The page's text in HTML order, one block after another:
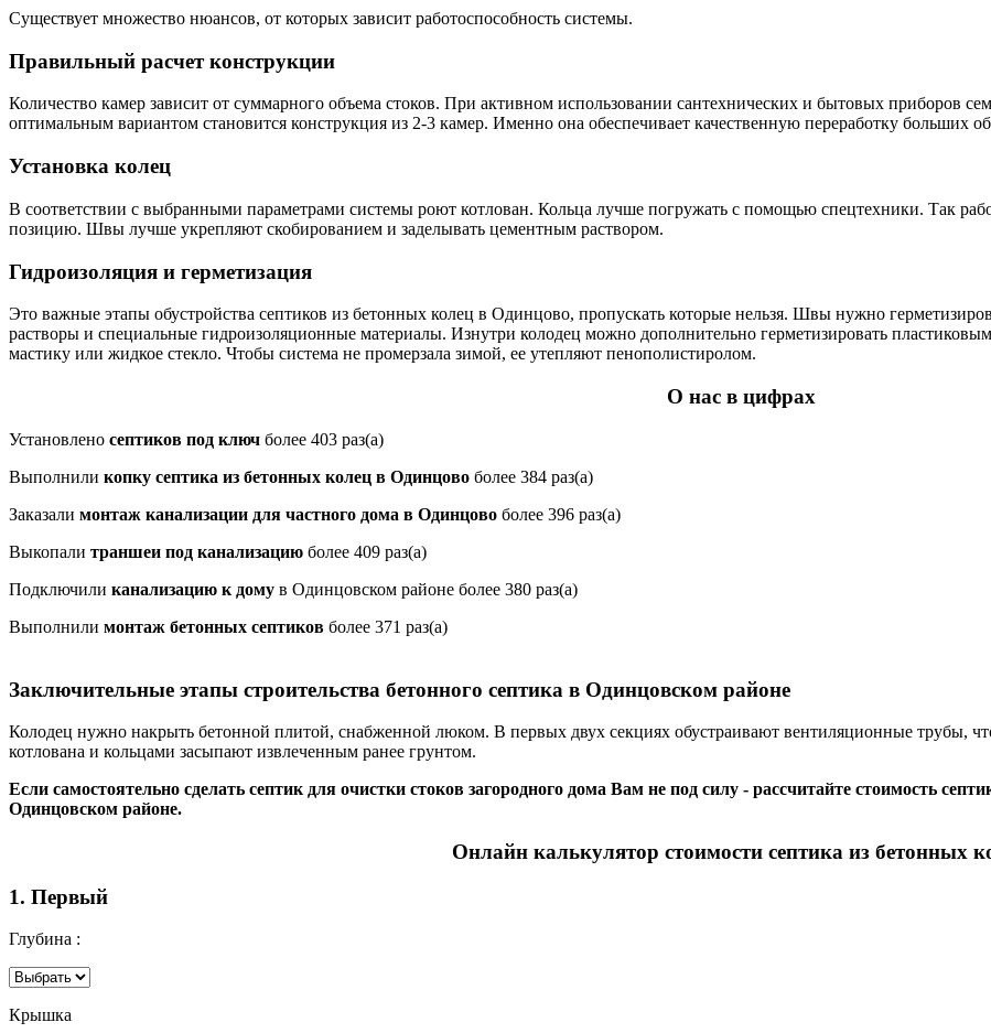
Существует множество нюансов, от которых зависит работоспособность системы.
Правильный расчет конструкции
Количество камер зависит от суммарного объема стоков. При активном использовании сантехнических и бытовых приборов
оптимальным вариантом становится конструкция из 2-3 камер. Именно она обеспечивает качественную переработку больших
Установка колец
В соответствии с выбранными параметрами системы роют котлован. Кольца лучше погружать с помощью спецтехники. Так
позицию. Швы лучше укрепляют скобированием и заделывать цементным раствором.
Гидроизоляция и герметизация
Это важные этапы обустройства септиков из бетонных колец в Одинцово, пропускать которые нельзя. Швы нужно
растворы и специальные гидроизоляционные материалы. Изнутри колодец можно дополнительно герметизировать
мастику или жидкое стекло. Чтобы система не промерзала зимой, ее утепляют пенополистиролом.
О нас в цифрах
Установлено септиков под ключ более 403 раз(а)
Выполнили копку септика из бетонных колец в Одинцово более 384 раз(а)
Заказали монтаж канализации для частного дома в Одинцово более 396 раз(а)
Выкопали траншеи под канализацию более 409 раз(а)
Подключили канализацию к дому в Одинцовском районе более 380 раз(а)
Выполнили монтаж бетонных септиков более 371 раз(а)
Заключительные этапы строительства бетонного септика в Одинцовском районе
Колодец нужно накрыть бетонной плитой, снабженной люком. В первых двух секциях обустраивают вентиляционные трубы,
котлована и кольцами засыпают извлеченным ранее грунтом.
Если самостоятельно сделать септик для очистки стоков загородного дома Вам не под силу - рассчитайте стоимость
Одинцовском районе.
Онлайн калькулятор стоимости септика из бетонных
1. Первый
Глубина :
Крышка